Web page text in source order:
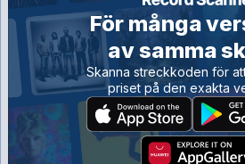
För många
av samma
Skanna streckkoden för
priset på den exakta